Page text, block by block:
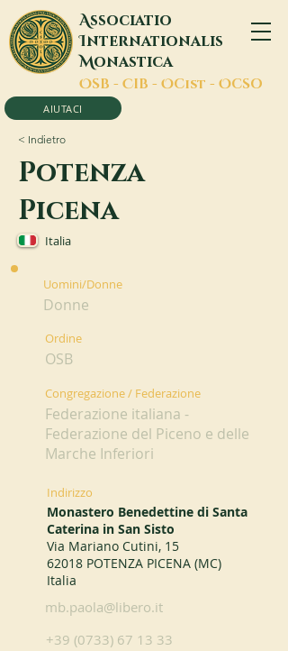
Associatio
Internationalis
Monastica
OSB - CIB - OCist - OCSO
AIUTACI
< Indietro
Potenza
Picena
Italia
Uomini/Donne
Donne
Ordine
OSB
Congregazione / Federazione
Federazione italiana -
Federazione del Piceno e delle
Marche Inferiori
Indirizzo
Monastero Benedettine di Santa
Caterina in San Sisto
Via Mariano Cutini, 15
62018 POTENZA PICENA (MC)
Italia
mb.paola@libero.it
+39 (0733) 67 13 33